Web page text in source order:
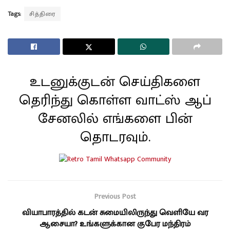
Tags: சித்திரை
உடனுக்குடன் செய்திகளை
தெரிந்து கொள்ள வாட்ஸ் ஆப்
சேனலில் எங்களை பின்
தொடரவும்.
Previous Post
வியாபாரத்தில் கடன் சுமையிலிருந்து வெளியே வர
ஆசையா? உங்களுக்கான குபேர மந்திரம்